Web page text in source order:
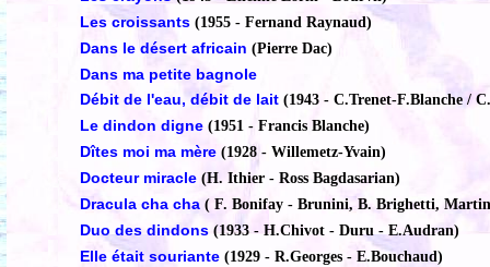
Les croissants (1955 - Fernand Raynaud)
Dans le désert africain (Pierre Dac)
Dans ma petite bagnole
Débit de l'eau, débit de lait (1943 - C.Trenet-F.Blanche /
Le dindon digne (1951 - Francis Blanche)
Dîtes moi ma mère (1928 - Willemetz-Yvain)
Docteur miracle (H. Ithier - Ross Bagdasarian)
Dracula cha cha ( F. Bonifay - Brunini, B. Brighetti,
Duo des dindons (1933 - H.Chivot - Duru - E.Audran)
Elle était souriante (1929 - R.Georges - E.Bouchaud)